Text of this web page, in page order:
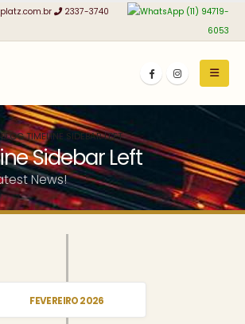
2337-3740
(11) 94719-
6053
BLOG TIMELINE SIDEBAR LEFT
Sidebar Left
News!
FEVEREIRO 2026